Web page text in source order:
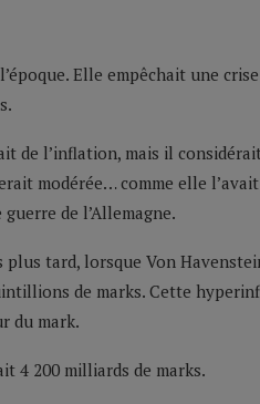
Elle empêchait une
de l’inflation, mais il
modérée… comme elle
de l’Allemagne.
plus tard, lorsque Von
de marks. Cette
du mark.
4 200 milliards de marks.